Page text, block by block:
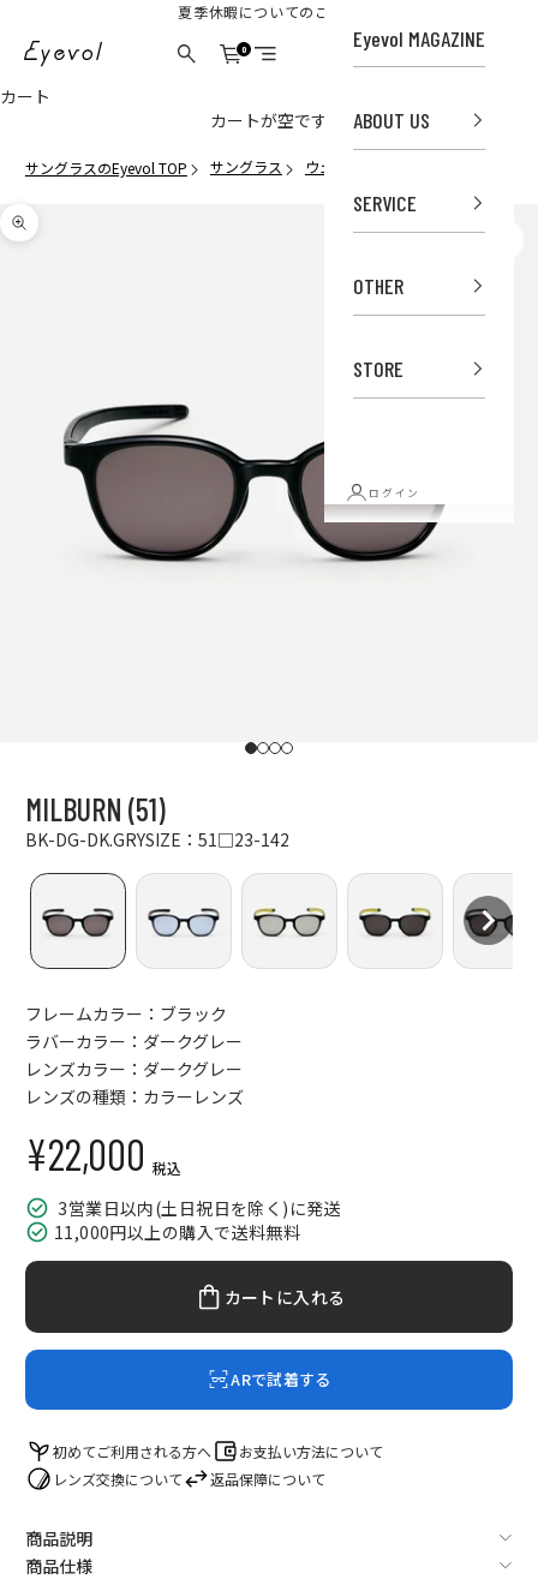
夏季休暇についてのご案内
Eyevol Online Store検索 カート
0
メニュー
Eyevol MAGAZINE
ABOUT US
SERVICE
OTHER
STORE
ログイン
カート
カートが空です
サングラスのEyevol TOP サングラス ウェリントン
ズームイン
I18n Error: Missing interpolation value
I18n Error: Missing interpolation value
I18n Error: Missing interpolation value
I18n Error: Missing interpolation value
MILBURN (51)
BK-DG-DK.GRYSIZE：51□23-142
フレームカラー：ブラック
ラバーカラー：ダークグレー
レンズカラー：ダークグレー
レンズの種類：カラーレンズ
セール価格
¥22,000 税込
3営業日以内(土日祝日を除く)に発送
11,000円以上の購入で送料無料
カートに入れる
ARで試着する
初めてご利用される方へ
お支払い方法について
レンズ交換について
返品保障について
商品説明
商品仕様